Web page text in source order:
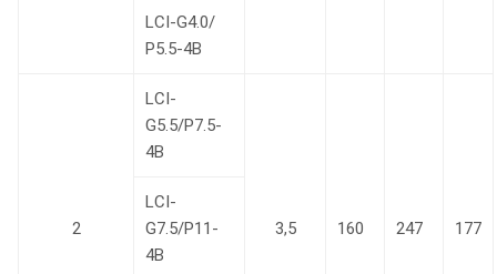
LCI-G4.0/
Р5.5-4B
2
LCI-
G5.5/P7.5-
4B
3,5 160 247 177
LCI-
G7.5/P11-
4B